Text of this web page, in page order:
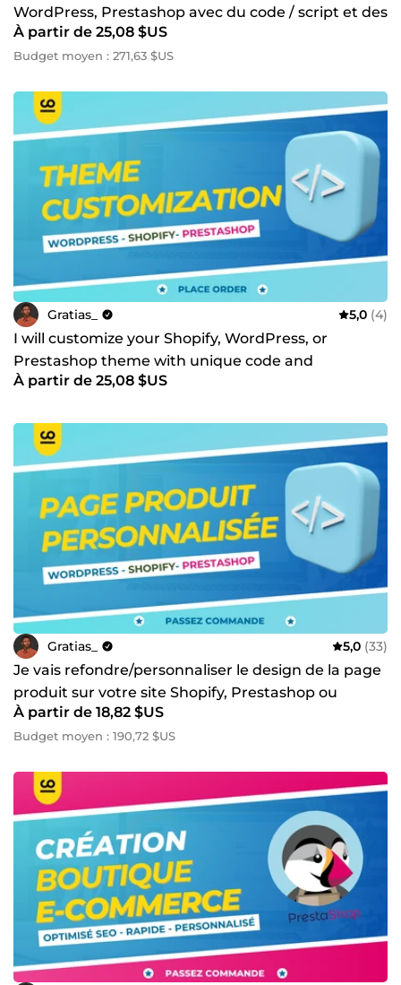
WordPress, Prestashop avec du code / script et des
fonctionnalités
À partir de 25,08 $US
Budget moyen : 271,63 $US
Gratias_ 5,0 (4)
I will customize your Shopify, WordPress, or
Prestashop theme with unique code and
functionalities
À partir de 25,08 $US
Gratias_ 5,0 (33)
Je vais refondre/personnaliser le design de la page
produit sur votre site Shopify, Prestashop ou
WordPress
À partir de 18,82 $US
Budget moyen : 190,72 $US